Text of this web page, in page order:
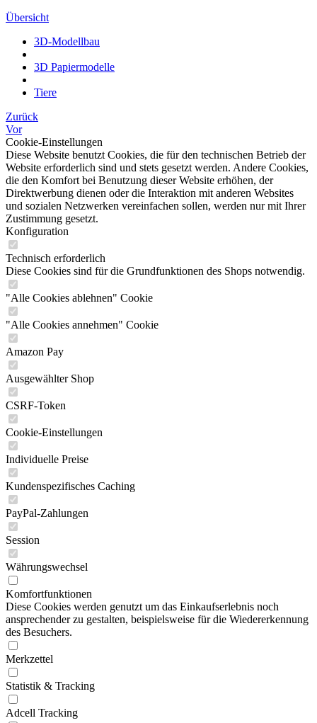
Übersicht
3D-Modellbau
3D Papiermodelle
Tiere
Zurück
Vor
Cookie-Einstellungen
Diese Website benutzt Cookies, die für den technischen Betrieb der
Website erforderlich sind und stets gesetzt werden. Andere Cookies,
die den Komfort bei Benutzung dieser Website erhöhen, der
Direktwerbung dienen oder die Interaktion mit anderen Websites
und sozialen Netzwerken vereinfachen sollen, werden nur mit Ihrer
Zustimmung gesetzt.
Konfiguration
Technisch erforderlich
Diese Cookies sind für die Grundfunktionen des Shops notwendig.
"Alle Cookies ablehnen" Cookie
"Alle Cookies annehmen" Cookie
Amazon Pay
Ausgewählter Shop
CSRF-Token
Cookie-Einstellungen
Individuelle Preise
Kundenspezifisches Caching
PayPal-Zahlungen
Session
Währungswechsel
Komfortfunktionen
Diese Cookies werden genutzt um das Einkaufserlebnis noch
ansprechender zu gestalten, beispielsweise für die Wiedererkennung
des Besuchers.
Merkzettel
Statistik & Tracking
Adcell Tracking